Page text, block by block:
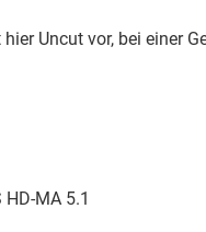
Uncut vor, bei einer
MA 5.1